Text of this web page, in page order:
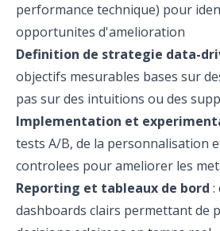
performance technique) pour
opportunites d'amelioration
Definition de strategie data-
objectifs mesurables bases sur
pas sur des intuitions ou des
Implementation et
tests A/B, de la personnalisation
controlees pour ameliorer les
Reporting et tableaux de bord :
dashboards clairs permettant de